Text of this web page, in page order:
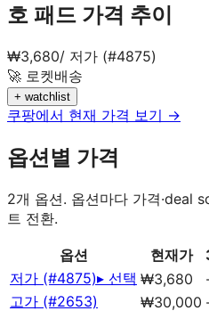
호 패드 가격 추이
₩3,680/ 저가 (#4875)
🚀 로켓배송
+ watchlist
쿠팡에서 현재 가격 보기 →
옵션별 가격
2개 옵션. 옵션마다 가격·deal
트 전환.
옵션 현재가
저가 (#4875)▸ 선택 ₩3,680
고가 (#2653)
₩30,000